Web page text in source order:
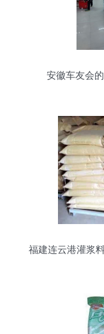
安徽车友会
福建连云港灌浆